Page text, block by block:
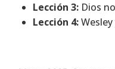
Lección 3: Dios
Lección 4: